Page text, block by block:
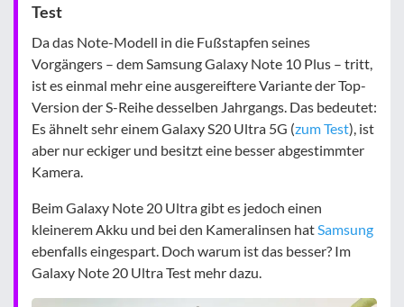
Test
Da das Note-Modell in die Fußstapfen seines
Vorgängers – dem Samsung Galaxy Note 10 Plus – tritt,
ist es einmal mehr eine ausgereiftere Variante der Top-
Version der S-Reihe desselben Jahrgangs. Das bedeutet:
Es ähnelt sehr einem Galaxy S20 Ultra 5G (zum Test), ist
aber nur eckiger und besitzt eine besser abgestimmter
Kamera.
Beim Galaxy Note 20 Ultra gibt es jedoch einen
kleinerem Akku und bei den Kameralinsen hatSamsung
ebenfalls eingespart. Doch warum ist das besser? Im
Galaxy Note 20 Ultra Test mehr dazu.